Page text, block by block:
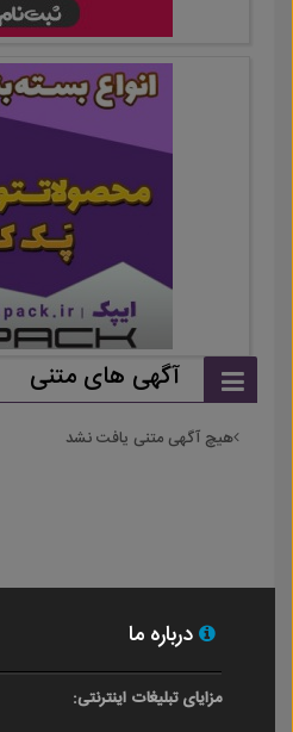
آگهی های متنی
هیچ آگهی متنی یافت نشد
درباره ما
مزایای تبلیغات اینترنتی: